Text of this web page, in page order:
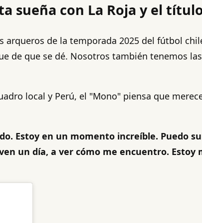
sueña con La Roja y el
arqueros de la temporada 2025 del fútbol
de que se dé. Nosotros también tenemos
local y Perú, el "Mono" piensa que
Estoy en un momento increíble. Puedo
un día, a ver cómo me encuentro.